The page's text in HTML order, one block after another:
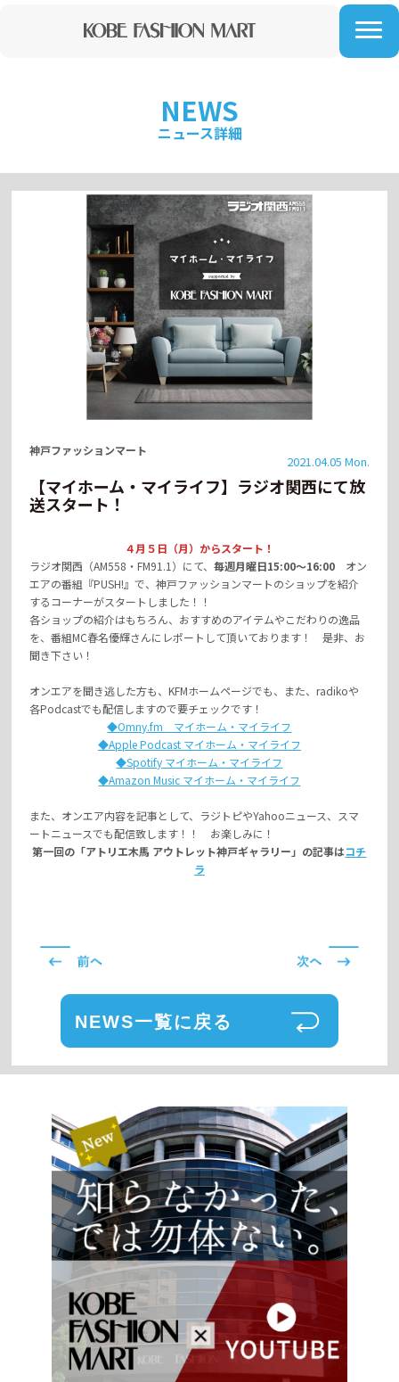
NEWS
ニュース詳細
神戸ファッションマート
2021.04.05 Mon.
【マイホーム・マイライフ】ラジオ関西にて放
送スタート！
４月５日（月）からスタート！
ラジオ関西（AM558・FM91.1）にて、毎週月曜日15:00～16:00 オン
エアの番組『PUSH!』で、神戸ファッションマートのショップを紹介
するコーナーがスタートしました！！
各ショップの紹介はもちろん、おすすめのアイテムやこだわりの逸品
を、番組MC春名優輝さんにレポートして頂いております！ 是非、お
聞き下さい！
オンエアを聞き逃した方も、KFMホームページでも、また、radikoや
各Podcastでも配信しますので要チェックです！
◆Omny.fm マイホーム・マイライフ
◆Apple Podcast マイホーム・マイライフ
◆Spotify マイホーム・マイライフ
◆Amazon Music マイホーム・マイライフ
また、オンエア内容を記事として、ラジトピやYahooニュース、スマ
ートニュースでも配信致します！！ お楽しみに！
第一回の「アトリエ木馬 アウトレット神戸ギャラリー」の記事はコチ
ラ
NEWS一覧に戻る